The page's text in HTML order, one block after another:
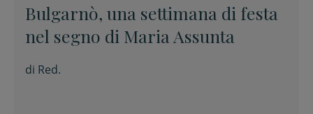
Bulgarnò, una settimana di festa
nel segno di Maria Assunta
di Red.